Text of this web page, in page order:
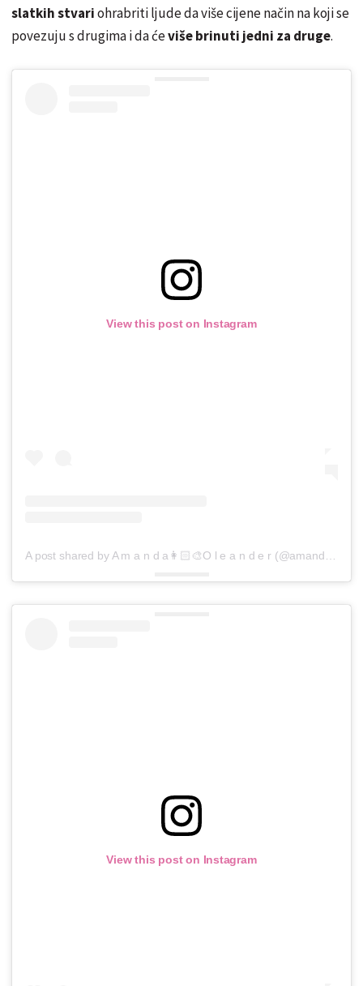
slatkih stvariohrabriti ljude da više cijene način na koji se
povezuju s drugima i da ćeviše brinuti jedni za druge.
View this post on Instagram
View this post on Instagram